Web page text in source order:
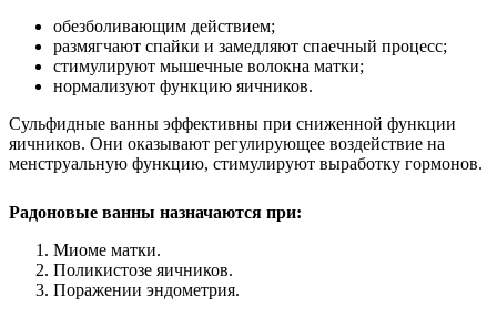
обезболивающим действием;
размягчают спайки и замедляют спаечный процесс;
стимулируют мышечные волокна матки;
нормализуют функцию яичников.
Сульфидные ванны эффективны при сниженной функции
яичников. Они оказывают регулирующее воздействие на
менструальную функцию, стимулируют выработку гормонов.
Радоновые ванны назначаются при:
Миоме матки.
Поликистозе яичников.
Поражении эндометрия.